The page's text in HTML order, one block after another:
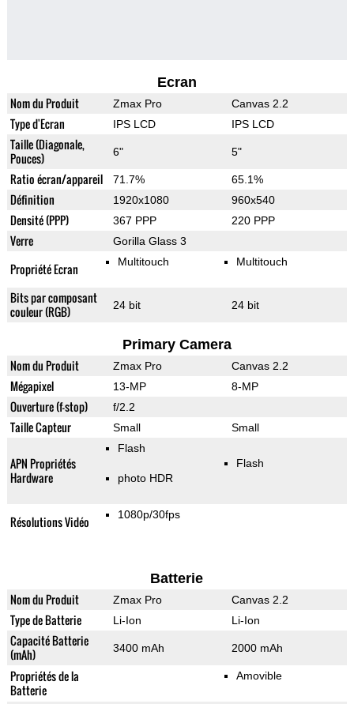
Ecran
Nom du Produit Zmax Pro Canvas 2.2
Type d'Ecran IPS LCD IPS LCD
Taille (Diagonale,
Pouces)
6" 5"
Ratio écran/appareil 71.7% 65.1%
Définition 1920x1080 960x540
Densité (PPP) 367 PPP 220 PPP
Verre Gorilla Glass 3
Propriété Ecran Multitouch Multitouch
Bits par composant
couleur (RGB)
24 bit 24 bit
Primary Camera
Nom du Produit Zmax Pro Canvas 2.2
Mégapixel 13-MP 8-MP
Ouverture (f-stop) f/2.2
Taille Capteur Small Small
APN Propriétés
Hardware
Flash
photo HDR
Flash
Résolutions Vidéo 1080p/30fps
Batterie
Nom du Produit Zmax Pro Canvas 2.2
Type de Batterie Li-Ion Li-Ion
Capacité Batterie
(mAh)
3400 mAh 2000 mAh
Propriétés de la
Batterie
Amovible